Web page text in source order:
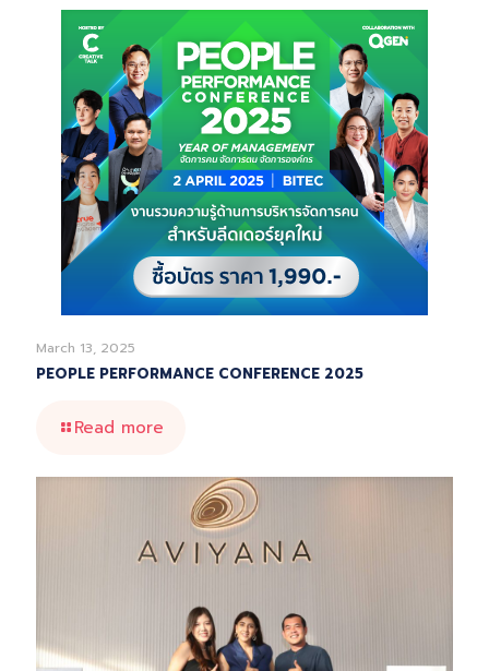
March 13, 2025
PEOPLE PERFORMANCE CONFERENCE 2025
Read more